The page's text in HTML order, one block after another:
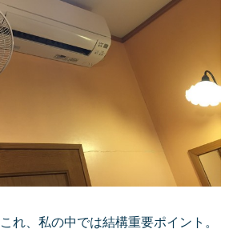
れ、私の中では結構重要ポイント。